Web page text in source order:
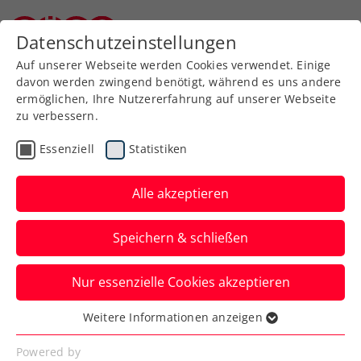
Zurück zur Newsübersicht
Allgemeine Klasse
Österreichische
Hallenmeisterschaften:
Misolic auf Kurs zum
Heimsieg
Bei den Herren gibt es in Bad Waltersdorf
ein steirisches Finale, bei den Damen ein
niederösterreichisches.
Datenschutzeinstellungen
Auf unserer Webseite werden Cookies verwendet. Einige
davon werden zwingend benötigt, während es uns andere
ermöglichen, Ihre Nutzererfahrung auf unserer Webseite
zu verbessern.
Essenziell Statistiken
Alle akzeptieren
Speichern & schließen
Nur essenzielle Cookies akzeptieren
Essenziell
Essenzielle Cookies werden für grundlegende
Weitere Informationen anzeigen
Powered by